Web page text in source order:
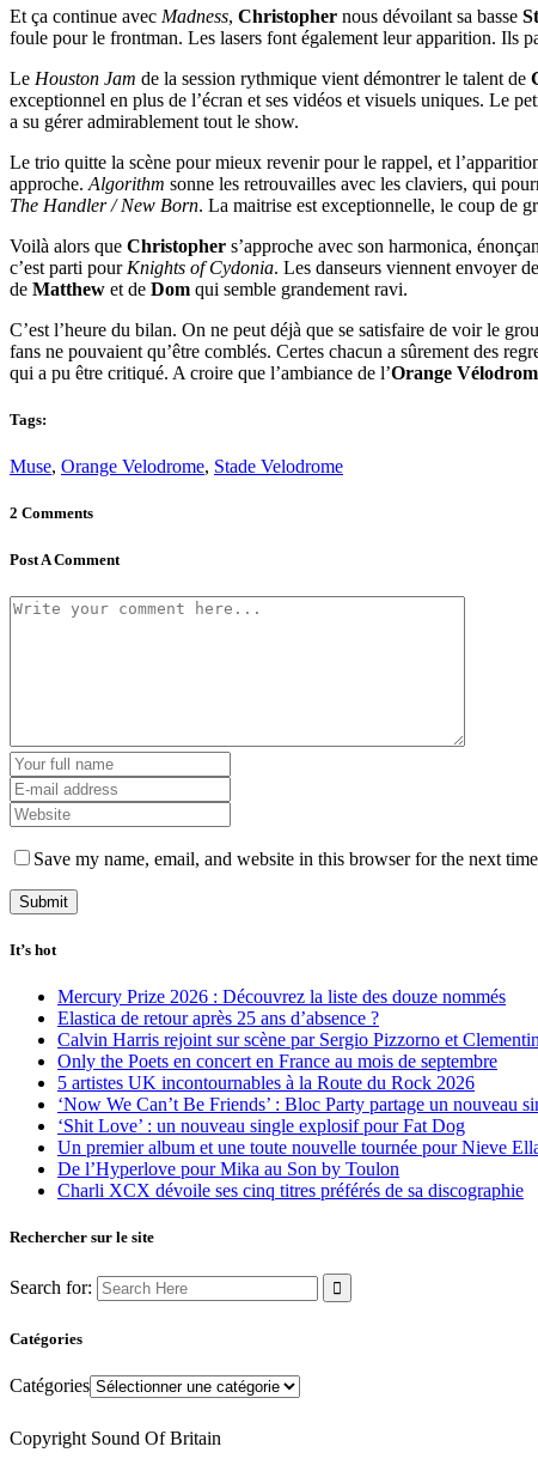
Et ça continue avec Madness, Christopher nous dévoilant sa basse
foule pour le frontman. Les lasers font également leur apparition. Ils
Le Houston Jam de la session rythmique vient démontrer le talent de
exceptionnel en plus de l’écran et ses vidéos et visuels uniques. Le
a su gérer admirablement tout le show.
Le trio quitte la scène pour mieux revenir pour le rappel, et
approche. Algorithm sonne les retrouvailles avec les claviers, qui
The Handler / New Born. La maitrise est exceptionnelle, le coup de
Voilà alors que Christopher s’approche avec son harmonica,
c’est parti pour Knights of Cydonia. Les danseurs viennent envoyer
de Matthew et de Dom qui semble grandement ravi.
C’est l’heure du bilan. On ne peut déjà que se satisfaire de voir le
fans ne pouvaient qu’être comblés. Certes chacun a sûrement des
qui a pu être critiqué. A croire que l’ambiance de l’Orange
Tags:
Muse, Orange Velodrome, Stade Velodrome
2 Comments
Post A Comment
Save my name, email, and website in this browser for the next
It’s hot
Mercury Prize 2026 : Découvrez la liste des douze nommés
Elastica de retour après 25 ans d’absence ?
Calvin Harris rejoint sur scène par Sergio Pizzorno et
Only the Poets en concert en France au mois de septembre
5 artistes UK incontournables à la Route du Rock 2026
‘Now We Can’t Be Friends’ : Bloc Party partage un nouveau
‘Shit Love’ : un nouveau single explosif pour Fat Dog
Un premier album et une toute nouvelle tournée pour Nieve
De l’Hyperlove pour Mika au Son by Toulon
Charli XCX dévoile ses cinq titres préférés de sa discographie
Rechercher sur le site
Search for:
Catégories
Catégories
Copyright Sound Of Britain